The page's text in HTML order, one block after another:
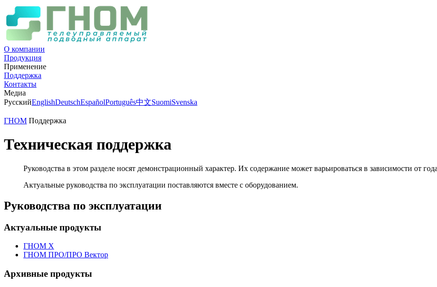
О компании
Продукция
Применение
Поддержка
Контакты
Медиа
РусскийEnglishDeutschEspañolPortuguês中文SuomiSvenska
ГНОМ Поддержка
Техническая поддержка
Руководства в этом разделе носят демонстрационный характер. Их содержание может варьироваться в зависимости от
Актуальные руководства по эксплуатации поставляются вместе с оборудованием.
Руководства по эксплуатации
Актуальные продукты
ГНОМ Х
ГНОМ ПРО/ПРО Вектор
Архивные продукты